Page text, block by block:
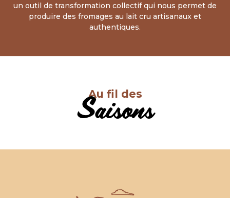
un outil de transformation collectif qui nous permet de
produire des fromages au lait cru artisanaux et
authentiques.
Au fil des
Saisons